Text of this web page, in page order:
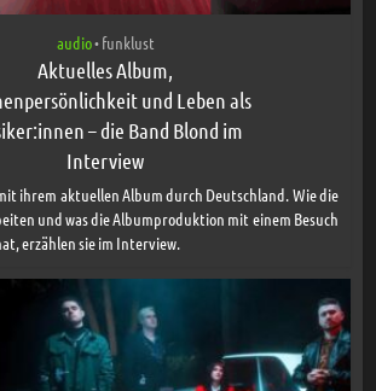
audio• funklust
Aktuelles Album,
und Leben als
– die Band Blond im
Interview
ihrem aktuellen Album durch Deutschland. Wie die
und was die Albumproduktion mit einem Besuch
erzählen sie im Interview.